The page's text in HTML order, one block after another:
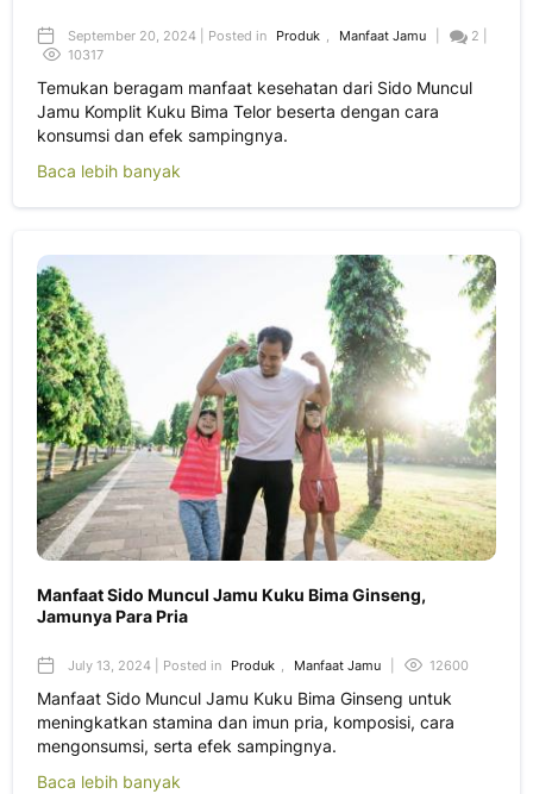
September 20, 2024 | Posted in Produk , Manfaat Jamu
2 |
10317
Temukan beragam manfaat kesehatan dari Sido Muncul
Jamu Komplit Kuku Bima Telor beserta dengan cara
konsumsi dan efek sampingnya.
Baca lebih banyak
Manfaat Sido Muncul Jamu Kuku Bima Ginseng,
Jamunya Para Pria
July 13, 2024 | Posted in Produk , Manfaat Jamu 12600
Manfaat Sido Muncul Jamu Kuku Bima Ginseng untuk
meningkatkan stamina dan imun pria, komposisi, cara
mengonsumsi, serta efek sampingnya.
Baca lebih banyak